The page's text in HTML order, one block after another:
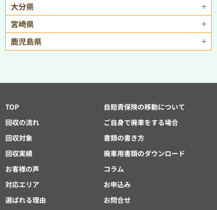
大分県
宮崎県
鹿児島県
TOP
回収の流れ
回収対象
回収実績
お客様の声
対応エリア
選ばれる理由
自賠責保険の移動について
ご自身で廃車をする場合
書類の書き方
廃車用書類のダウンロード
コラム
お申込み
お問合せ